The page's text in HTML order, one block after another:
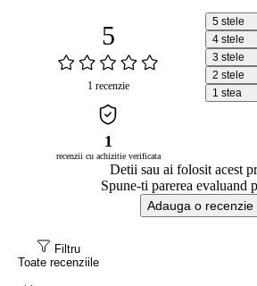
5
1 recenzie
5 stele
4 stele
3 stele
2 stele
1 stea
1
recenzii cu achizitie verificata
Detii sau ai folosit acest
Spune-ti parerea evaluand
Adauga o recenzie
Filtru
Toate recenziile